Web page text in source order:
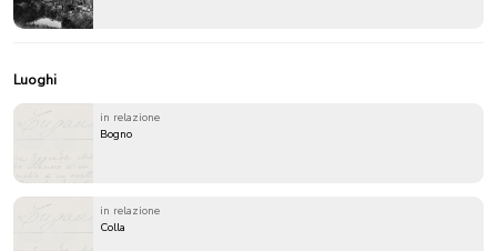
Luoghi
in relazione
Bogno
in relazione
Colla